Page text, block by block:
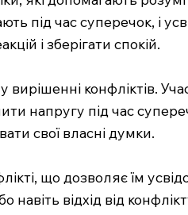
під час суперечок, і
і зберігати спокій.
конфліктів.
напругу під час
свої власні думки.
що дозволяє їм
відхід від